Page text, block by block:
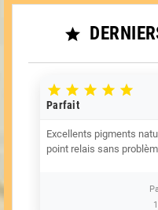

    
Parfait
Excellents pigments
point relais sans